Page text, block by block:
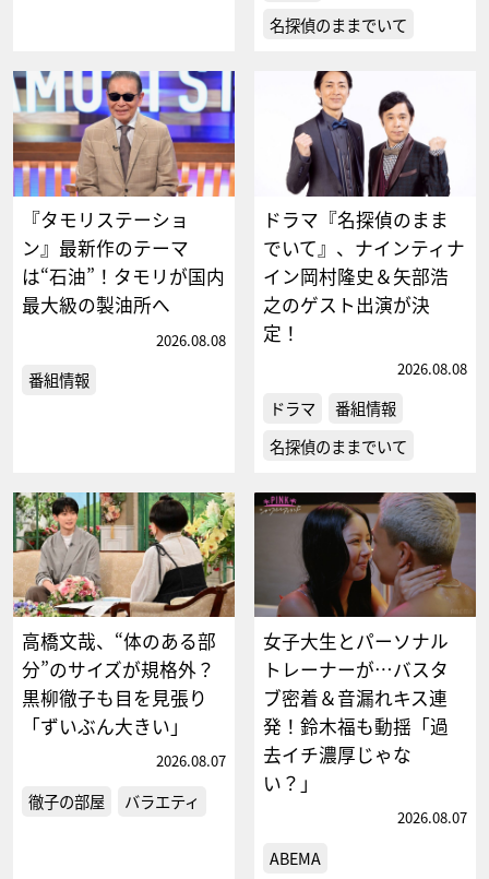
名探偵のままでいて
『タモリステーショ
ン』最新作のテーマ
は“石油”！タモリが国内
最大級の製油所へ
2026.08.08
番組情報
ドラマ『名探偵のまま
でいて』、ナインティナ
イン岡村隆史＆矢部浩
之のゲスト出演が決
定！
2026.08.08
ドラマ
番組情報
名探偵のままでいて
高橋文哉、“体のある部
分”のサイズが規格外？
黒柳徹子も目を見張り
「ずいぶん大きい」
2026.08.07
徹子の部屋 バラエティ
女子大生とパーソナル
トレーナーが…バスタ
ブ密着＆音漏れキス連
発！鈴木福も動揺「過
去イチ濃厚じゃな
い？」
2026.08.07
ABEMA